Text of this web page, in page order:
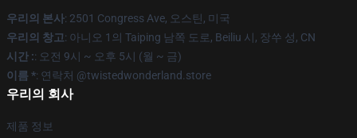
우리의 본사: 2501 Congress Ave, 오스틴, 미국
우리의 창고: 아니오 1의 Taiping 남쪽 도로, Beiliu 시, 장쑤 성, CN
시간 :: 오전 9시 ~ 오후 5시 (월 ~ 금)
이름 *: 연락처 @twistedwonderland.store
우리의 회사
제품 정보